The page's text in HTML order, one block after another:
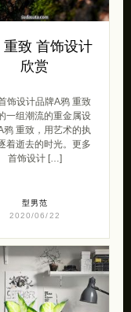
重致 首饰设计
欣赏
饰设计品牌A鸦 重致
一组潮流的重金属设
鸦 重致，用艺术的执
着逝去的时光。更多
首饰设计 […]
型男范
2020/06/22